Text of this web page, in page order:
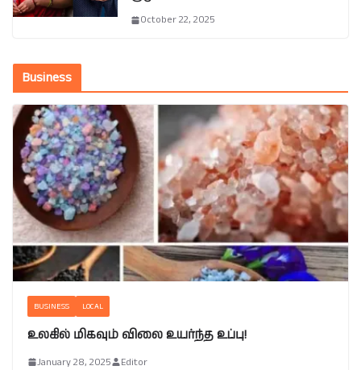
October 22, 2025
Business
BUSINESS LOCAL
உலகில் மிகவும் விலை உயர்ந்த உப்பு!
January 28, 2025 Editor